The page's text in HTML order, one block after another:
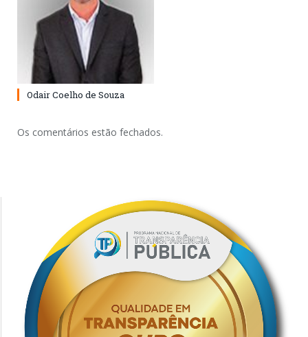
Odair Coelho de Souza
Os comentários estão fechados.